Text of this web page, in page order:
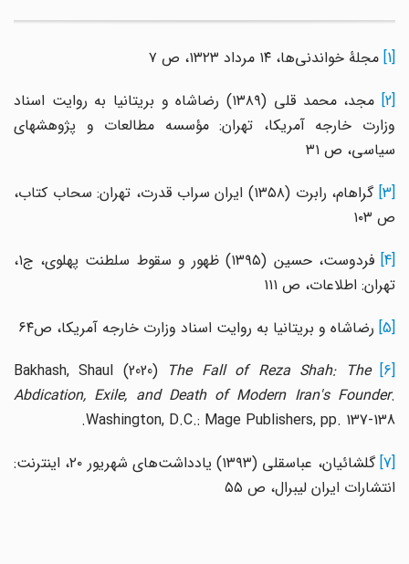
مجلۀ خواندنی‌ها، ۱۴ مرداد ۱۳۲۳، ص ۷
مجد، محمد قلی (۱۳۸۹) رضاشاه و بریتانیا به روایت اسناد
وزارت خارجه آمریکا، تهران: مؤسسه مطالعات و پژوهشهای
سیاسی، ص ۳۱
گراهام، رابرت (۱۳۵۸) ایران سراب قدرت، تهران: سحاب کتاب،
ص ۱۰۳
فردوست، حسین (۱۳۹۵) ظهور و سقوط سلطنت پهلوی، ج۱،
تهران: اطلاعات، ص ۱۱۱
رضاشاه و بریتانیا به روایت اسناد وزارت خارجه آمریکا، ص۶۴
Bakhash, Shaul (2020)
The Fall of Reza Shah: The
Abdication, Exile, and Death of Modern Iran's Founder
Washington, D.C.: Mage Publishers, pp. 137-138.
گلشائیان، عباسقلی (۱۳۹۳) یادداشت‌های شهریور ۲۰، اینترنت:
انتشارات ایران لیبرال، ص ۵۵